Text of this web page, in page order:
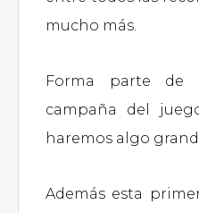
mucho más.
Forma parte de
campaña del
haremos algo
Además esta